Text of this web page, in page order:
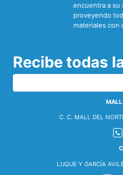
encuentra a su
proveyendo
materiales con
Recibe todas
MALL
C. C. MALL DEL
LUQUE Y GARCÍA